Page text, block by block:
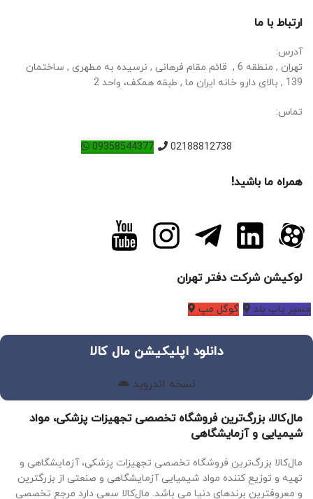
ارتباط با ما
آدرس:
تهران , منطقه 6 , قائم مقام فرهانی , نرسیده به مطهری , ساختمان
139 , بالای دارو خانه ایران ما , طبقه همکف، واحد 2
تماس:
02188812738
09358544377
همراه ما باشید!
لوکیشن شرکت دفتر تهران
مسیر یاب بلد گوگل مپ
دانلود اپلیکیشن مال کالا
نسخه اندروید
مال‌کالا، بزرگ‌ترین فروشگاه تخصصی تجهیزات پزشکی، مواد
شیمیایی و آزمایشگاهی
مال‌کالا بزرگ‌ترین فروشگاه تخصصی تجهیزات پزشکی، آزمایشگاهی و
تهیه و توزیع کننده مواد شیمیایی آزمایشگاهی و صنعتی از بزرگترین
و معروفترین برندهای دنیا می باشد. مال‌کالا سعی دارد مرجع تخصصی